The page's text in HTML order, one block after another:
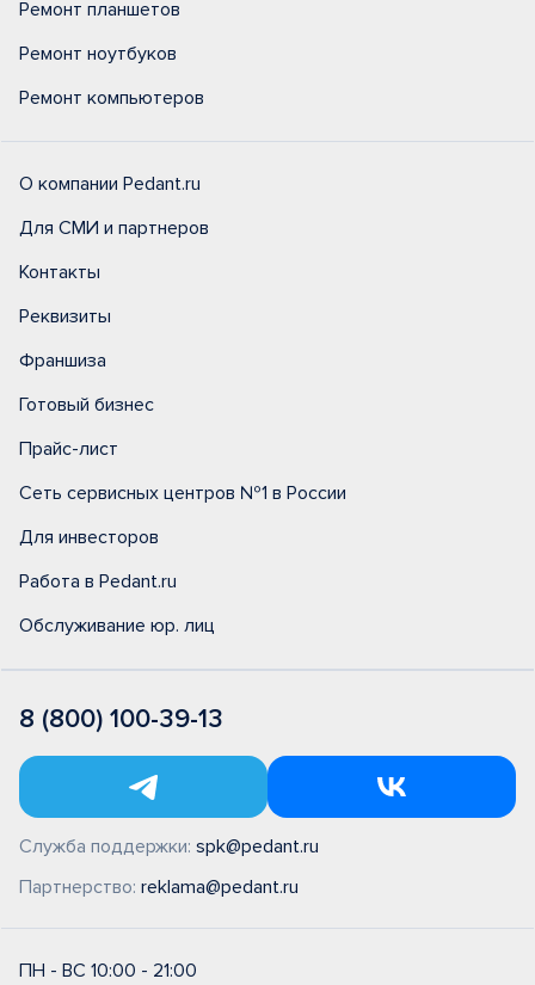
Ремонт планшетов
Ремонт ноутбуков
Ремонт компьютеров
О компании Pedant.ru
Для СМИ и партнеров
Контакты
Реквизиты
Франшиза
Готовый бизнес
Прайс-лист
Сеть сервисных центров №1 в России
Для инвесторов
Работа в Pedant.ru
Обслуживание юр. лиц
8 (800) 100-39-13
Служба поддержки: spk@pedant.ru
Партнерство: reklama@pedant.ru
ПН - ВС 10:00 - 21:00